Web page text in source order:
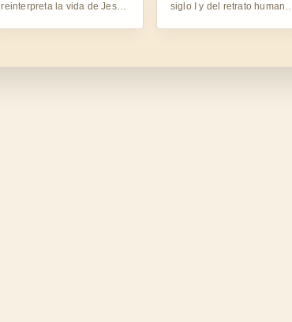
reinterpreta la vida de Jesús
siglo I y del retrato humano